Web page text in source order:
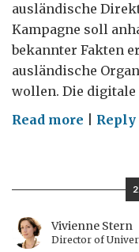
ausländische
Kampagne soll
bekannter Fakten
ausländische
wollen. Die digitale
Read more on
bei
Reply
Vivienne Stern
Director of